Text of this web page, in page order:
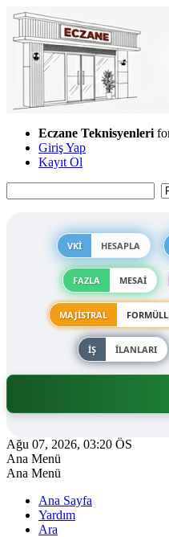
Eczane Teknisyenleri
Giriş Yap
Kayıt Ol
VKİ HESAPLA
FAZLA MESAİ
MAJİSTRAL
İŞ İLANLARI
Ağu 07, 2026, 03:20 ÖS
Ana Menü
Ana Menü
Ana Sayfa
Yardım
Ara